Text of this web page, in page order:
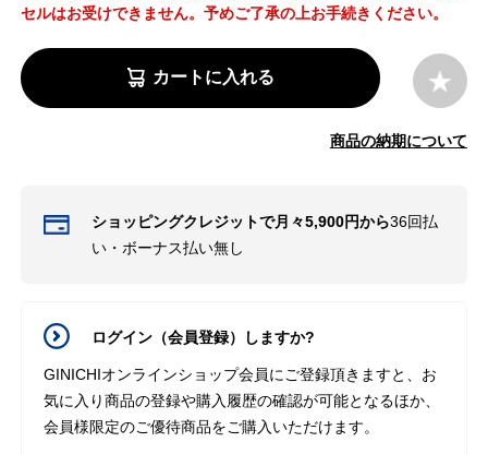
セルはお受けできません。予めご了承の上お手続きください。
カートに入れる
商品の納期について
ショッピングクレジットで月々5,900円から36回払
い・ボーナス払い無し
ログイン（会員登録）しますか?
GINICHIオンラインショップ会員にご登録頂きますと、お
気に入り商品の登録や購入履歴の確認が可能となるほか、
会員様限定のご優待商品をご購入いただけます。